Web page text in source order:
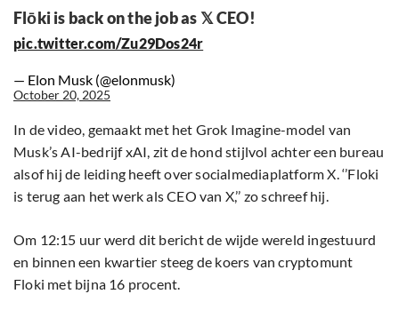
Flōki is back on the job as 𝕏 CEO!
pic.twitter.com/Zu29Dos24r
— Elon Musk (@elonmusk)
October 20, 2025
In de video, gemaakt met het Grok Imagine-model van
Musk’s AI-bedrijf xAI, zit de hond stijlvol achter een bureau
alsof hij de leiding heeft over socialmediaplatform X. ‘’Floki
is terug aan het werk als CEO van X,’’ zo schreef hij.
Om 12:15 uur werd dit bericht de wijde wereld ingestuurd
en binnen een kwartier steeg de koers van cryptomunt
Floki met bijna 16 procent.